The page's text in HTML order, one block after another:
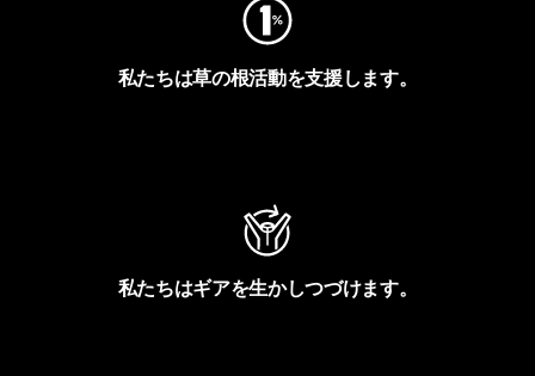
私たちは草の根活動を支援します。
私たちはギアを生かしつづけます。